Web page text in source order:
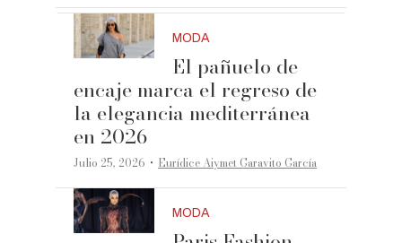
MODA
El pañuelo de
encaje marca el regreso de
la elegancia mediterránea
en 2026
Julio 25, 2026 ·Eurídice Aiymet Garavito García
MODA